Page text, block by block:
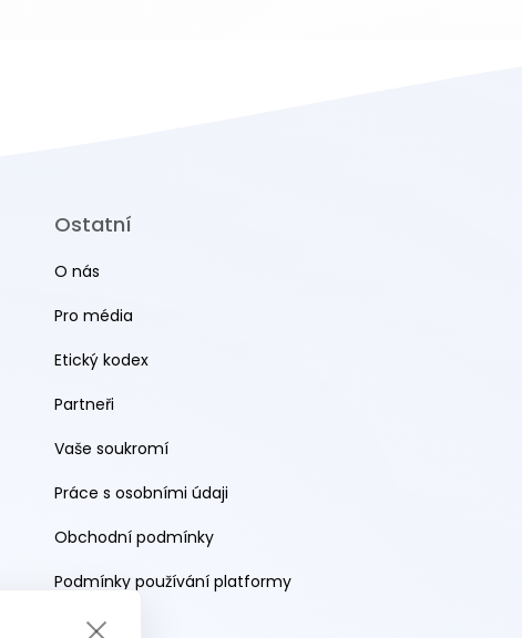
Ostatní
O nás
Pro média
Etický kodex
Partneři
Vaše soukromí
Práce s osobními údaji
Obchodní podmínky
Podmínky používání platformy